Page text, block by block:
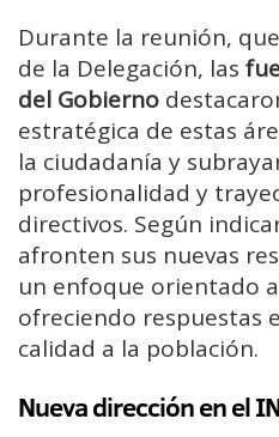
Durante la reunión,
de la Delegación, las
del Gobierno
estratégica de estas
la ciudadanía y
profesionalidad y
directivos. Según
afronten sus nuevas
un enfoque orientado
ofreciendo respuestas
calidad a la población.
Nueva dirección en el